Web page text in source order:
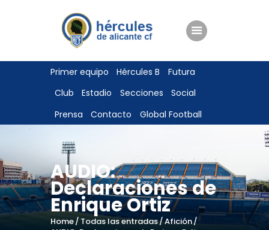
Primer equipo Hércules B
Futura
Club
Estadio Secciones
Social
Prensa
Contacto Global Football
AUDIO:
Declaraciones de
Enrique Ortiz
Home Todas las entradas Afición
ENTRADAS
TIENDA
HÉRCULESCF100